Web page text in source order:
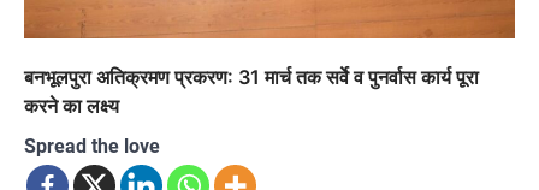
बनभूलपुरा अतिक्रमण प्रकरण: 31 मार्च तक सर्वे व पुनर्वास कार्य पूरा
करने का लक्ष्य
Spread the love